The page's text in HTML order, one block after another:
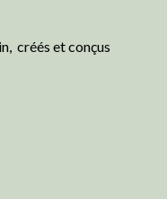
créés et conçus